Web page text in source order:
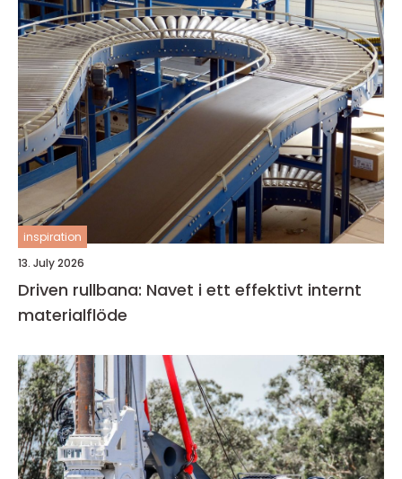
inspiration
13. July 2026
Driven rullbana: Navet i ett effektivt internt
materialflöde